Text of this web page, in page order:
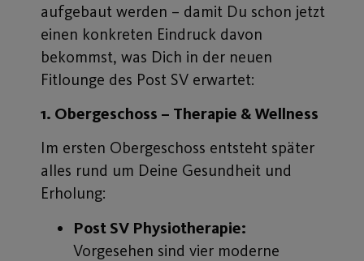
aufgebaut werden – damit Du schon jetzt
einen konkreten Eindruck davon
bekommst, was Dich in der neuen
Fitlounge des Post SV erwartet:
1. Obergeschoss – Therapie & Wellness
Im ersten Obergeschoss entsteht später
alles rund um Deine Gesundheit und
Erholung:
Post SV Physiotherapie:
Vorgesehen sind vier moderne